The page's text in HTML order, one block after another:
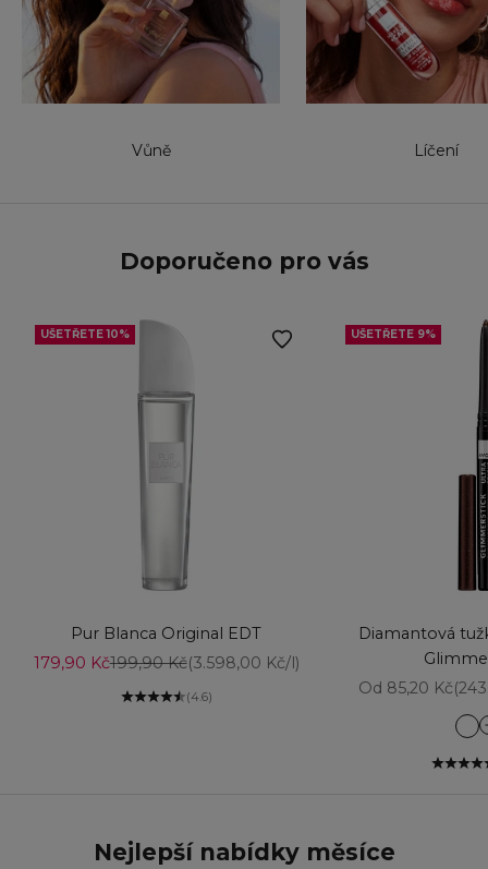
Vůně Líčení
Doporučeno pro vás
UŠETŘETE 10%
Pur Blanca Original EDT
Prodejní cena
179,90 KčBěžná cena
199,90 Kč(3.598,00 Kč/l)
(4.6)
UŠETŘETE 9%
Diamantová
Prodejní cena
Od 85,20 Kč
Nejlepší nabídky měsíce